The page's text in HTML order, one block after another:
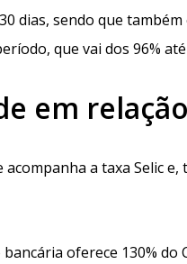
dias, sendo que
que vai dos 96%
em
a taxa Selic
oferece 130% do